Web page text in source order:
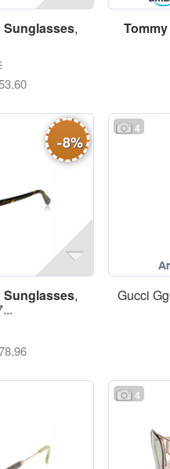
Sunglasses, Tommy
-8%
Sunglasses,
4
Gucci
4